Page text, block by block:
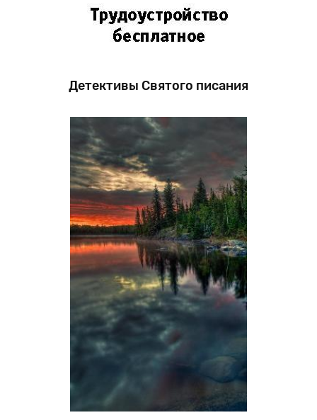
Детективы Святого писания